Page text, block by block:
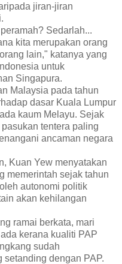
jiran-jiran
Sedarlah...
kita merupakan orang
lain," katanya yang
untuk
Singapura.
Malaysia pada tahun
dasar Kuala Lumpur
kaum Melayu. Sejak
tentera paling
ancaman negara
Kuan Yew menyatakan
memerintah sejak tahun
autonomi politik
akan kehilangan
ramai berkata, mari
kerana kualiti PAP
sudah
dengan PAP.